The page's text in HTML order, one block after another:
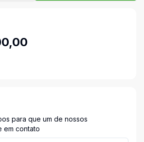
para que um de nossos
em contato